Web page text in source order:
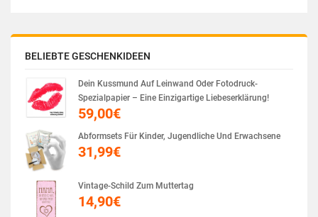
BELIEBTE GESCHENKIDEEN
Dein Kussmund Auf Leinwand Oder Fotodruck-
Spezialpapier – Eine Einzigartige Liebeserklärung!
59,00€
Abformsets Für Kinder, Jugendliche Und Erwachsene
31,99€
Vintage-Schild Zum Muttertag
14,90€